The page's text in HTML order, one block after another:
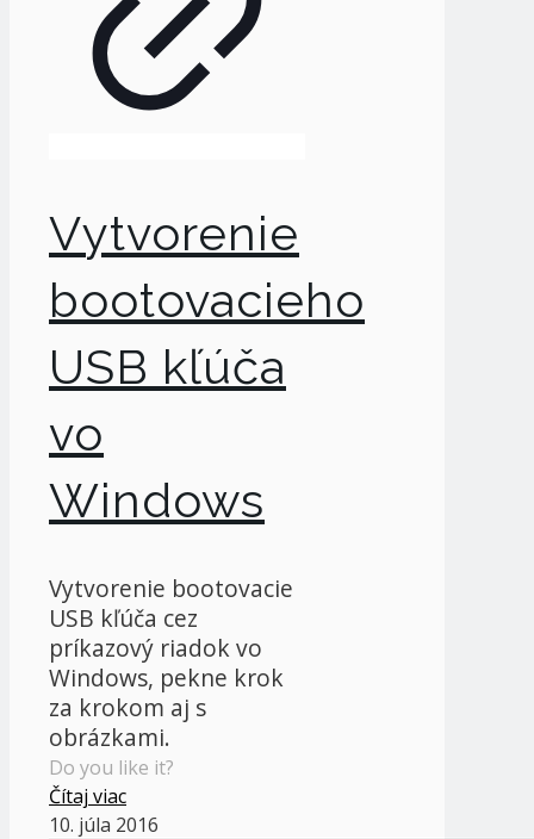
Vytvorenie
bootovacieho
USB kľúča
vo
Windows
Vytvorenie bootovacie
USB kľúča cez
príkazový riadok vo
Windows, pekne krok
za krokom aj s
obrázkami.
Do you like it?
Čítaj viac
10. júla 2016